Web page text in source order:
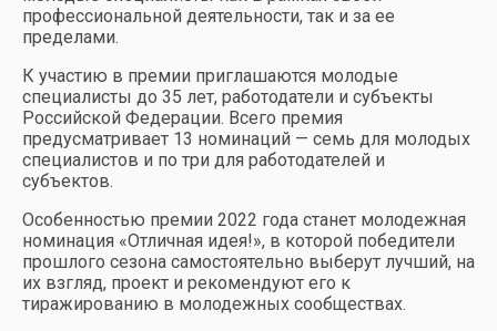
профессиональной деятельности, так и за ее
пределами.
К участию в премии приглашаются молодые
специалисты до 35 лет, работодатели и субъекты
Российской Федерации. Всего премия
предусматривает 13 номинаций — семь для молодых
специалистов и по три для работодателей и
субъектов.
Особенностью премии 2022 года станет молодежная
номинация «Отличная идея!», в которой победители
прошлого сезона самостоятельно выберут лучший, на
их взгляд, проект и рекомендуют его к
тиражированию в молодежных сообществах.